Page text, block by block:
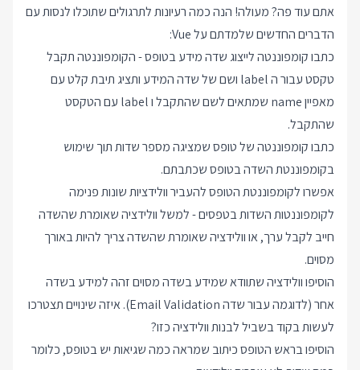
אתם עוד פה? מעולה! הנה כמה רעיונות לתרגולים שתוכלו לנסות עם
הדברים החדשים שלמדתם על Vue:
כתבו קומפוננטה לייצוג שדה מידע בטופס - הקומפוננטה תקבל
טקסט עבור ה label ושם של שדה המידע ותציג תיבת קלט עם
מאפיין name שמתאים לשם שהתקבל ו label עם הטקסט
שהתקבל.
כתבו קומפוננטה של טופס שמציגה מספר שדות תוך שימוש
בקומפוננטת השדה בטופס שכתבתם.
אפשרו לקומפוננטת הטופס להעביר וולידציות שונות פנימה
לקומפוננטות השדות בטפסים - למשל וולידציה שאומרת שהשדה
חייב לקבל ערך, או וולידציה שאומרת שהשדה צריך להיות באורך
מסוים.
הוסיפו וולידציה שתוודא שמידע בשדה מסוים זהה למידע בשדה
אחר (לדוגמה עבור שדה Email Validation). איזה שינויים תצטרכו
לעשות בקוד בשביל לבנות וולידציה כזו?
הוסיפו בראש הטופס כיתוב שמראה כמה שגיאות יש בטופס, כלומר